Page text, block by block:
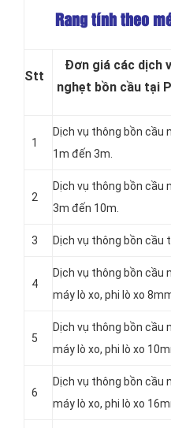
Rang tính theo
Stt
Đơn giá các dịch
nghẹt bồn cầu tại
1
Dịch vụ thông bồn cầu
1m đến 3m.
2
Dịch vụ thông bồn cầu
3m đến 10m.
3 Dịch vụ thông bồn cầu
4
Dịch vụ thông bồn cầu
máy lò xo, phi lò xo
5
Dịch vụ thông bồn cầu
máy lò xo, phi lò xo
6
Dịch vụ thông bồn cầu
máy lò xo, phi lò xo